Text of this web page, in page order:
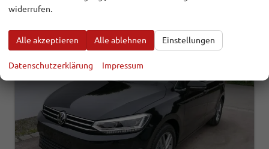
widerrufen.
Alle akzeptieren Alle ablehnen Einstellungen
Datenschutzerklärung Impressum